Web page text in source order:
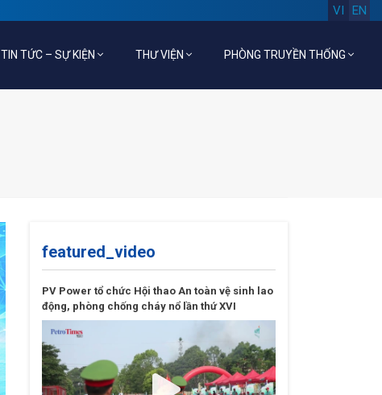
EN
VI
TIN TỨC – SỰ KIỆN THƯ VIỆN PHÒNG TRUYỀN THỐNG
featured_video
PV Power tổ chức Hội thao An toàn vệ sinh lao
động, phòng chống cháy nổ lần thứ XVI